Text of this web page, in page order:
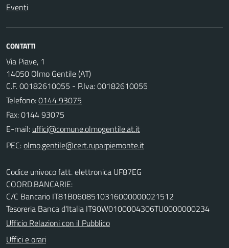
Eventi
CONTATTI
Via Piave, 1
14050 Olmo Gentile (AT)
C.F. 00182610055 - P.Iva: 00182610055
Telefono:0144 93075
Fax: 0144 93075
E-mail:
PEC:
Codice univoco fatt. elettronica UF87EG
COORD.BANCARIE:
C/C Bancario IT81B0608510316000000021512
Tesoreria Banca d'Italia IT90W0100004306TU0000000234
Ufficio Relazioni con il Pubblico
Uffici e orari